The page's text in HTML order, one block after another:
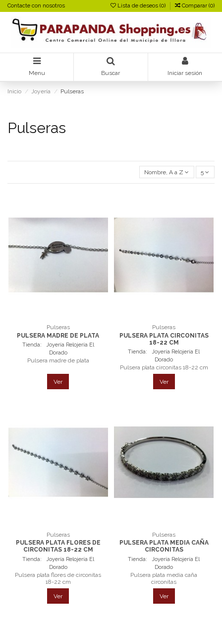
Contacte con nosotros Lista de deseos (0) Comparar (0)
Menu Buscar Iniciar sesión
Inicio Joyería Pulseras
Pulseras
Nombre, A a Z 5
Pulseras
PULSERA MADRE DE PLATA
Tienda:
Joyería Relojería El
Dorado
Pulsera madre de plata
Ver
Pulseras
PULSERA PLATA CIRCONITAS
18-22 CM
Tienda:
Joyería Relojería El
Dorado
Pulsera plata circonitas 18-22 cm
Ver
Pulseras
PULSERA PLATA FLORES DE
CIRCONITAS 18-22 CM
Tienda:
Joyería Relojería El
Dorado
Pulsera plata flores de circonitas
18-22 cm
Ver
Pulseras
PULSERA PLATA MEDIA CAÑA
CIRCONITAS
Tienda:
Joyería Relojería El
Dorado
Pulsera plata media caña
circonitas
Ver